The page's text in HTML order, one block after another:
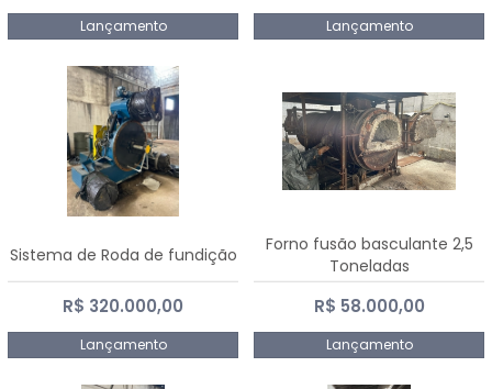
Lançamento Lançamento
Sistema de Roda de fundição
R$ 320.000,00
Lançamento
Forno fusão basculante 2,5
Toneladas
R$ 58.000,00
Lançamento